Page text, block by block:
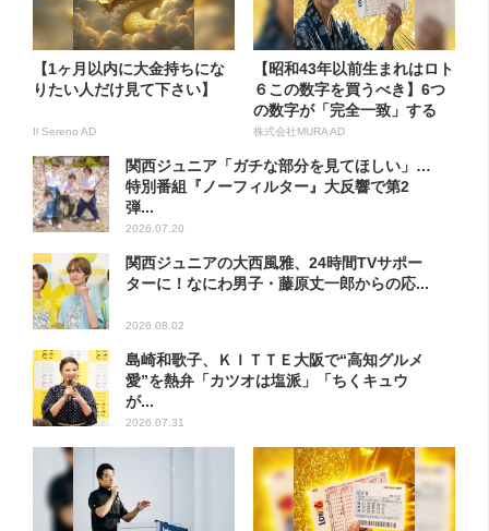
【1ヶ月以内に大金持ちにな
りたい人だけ見て下さい】
Il Sereno AD
【昭和43年以前生まれはロト
６この数字を買うべき】6つ
の数字が「完全一致」する
方...
株式会社MURA AD
関西ジュニア「ガチな部分を見てほしい」…
特別番組『ノーフィルター』大反響で第2
弾...
2026.07.20
関西ジュニアの大西風雅、24時間TVサポー
ターに！なにわ男子・藤原丈一郎からの応...
2026.08.02
島崎和歌子、ＫＩＴＴＥ大阪で“高知グルメ
愛”を熱弁「カツオは塩派」「ちくキュウ
が...
2026.07.31